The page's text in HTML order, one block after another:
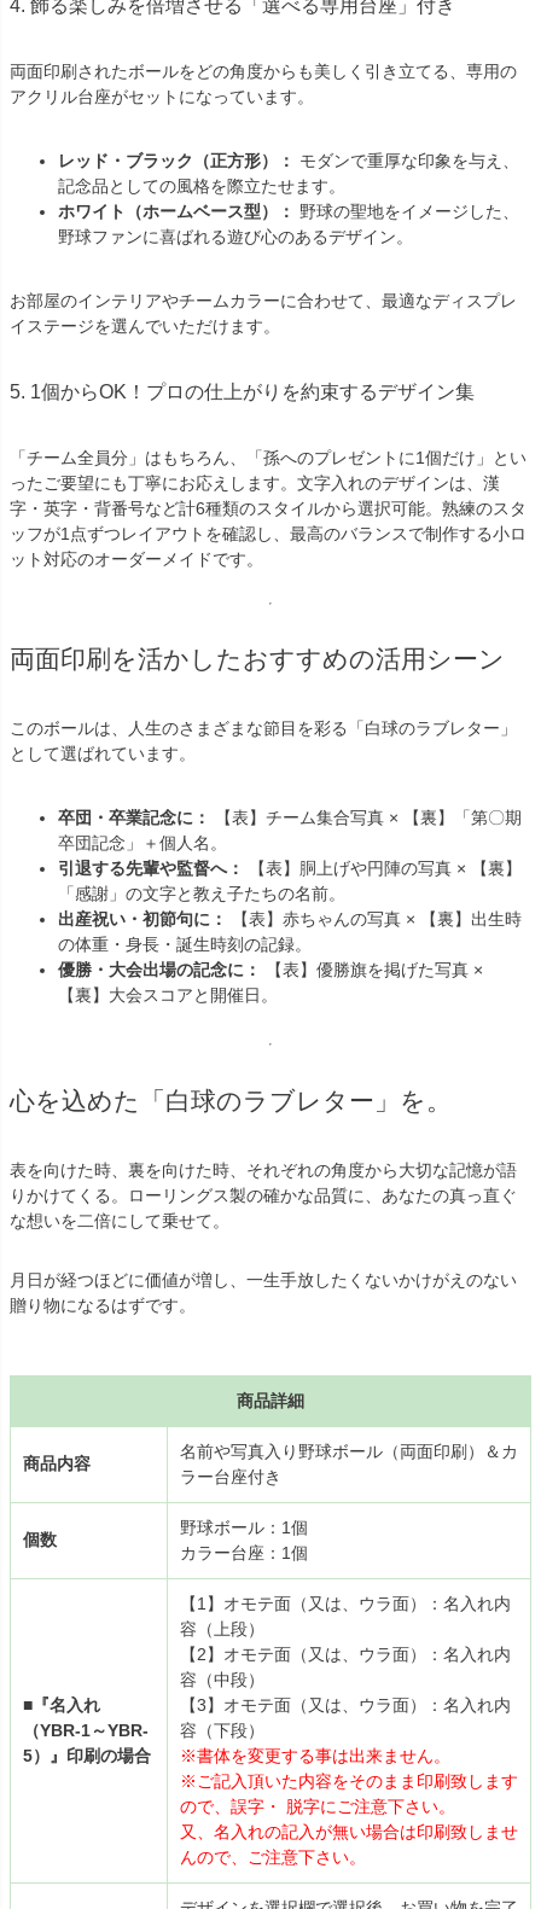
4. 飾る楽しみを倍増させる「選べる専用台座」付き
両面印刷されたボールをどの角度からも美しく引き立てる、専用の
アクリル台座がセットになっています。
レッド・ブラック（正方形）：
モダンで重厚な印象を与え、
記念品としての風格を際立たせます。
ホワイト（ホームベース型）：
野球の聖地をイメージした、
野球ファンに喜ばれる遊び心のあるデザイン。
お部屋のインテリアやチームカラーに合わせて、最適なディスプレ
イステージを選んでいただけます。
5. 1個からOK！プロの仕上がりを約束するデザイン集
「チーム全員分」はもちろん、「孫へのプレゼントに1個だけ」とい
ったご要望にも丁寧にお応えします。文字入れのデザインは、漢
字・英字・背番号など計6種類のスタイルから選択可能。熟練のスタ
ッフが1点ずつレイアウトを確認し、最高のバランスで制作する小ロ
ット対応のオーダーメイドです。
両面印刷を活かしたおすすめの活用シーン
このボールは、人生のさまざまな節目を彩る「白球のラブレター」
として選ばれています。
卒団・卒業記念に：
【表】チーム集合写真 × 【裏】「第〇期
卒団記念」＋個人名。
引退する先輩や監督へ：
【表】胴上げや円陣の写真 × 【裏】
「感謝」の文字と教え子たちの名前。
出産祝い・初節句に：
【表】赤ちゃんの写真 × 【裏】出生時
の体重・身長・誕生時刻の記録。
優勝・大会出場の記念に：
【表】優勝旗を掲げた写真 ×
【裏】大会スコアと開催日。
心を込めた「白球のラブレター」を。
表を向けた時、裏を向けた時、それぞれの角度から大切な記憶が語
りかけてくる。ローリングス製の確かな品質に、あなたの真っ直ぐ
な想いを二倍にして乗せて。
月日が経つほどに価値が増し、一生手放したくないかけがえのない
贈り物になるはずです。
商品詳細
商品内容
名前や写真入り野球ボール（両面印刷）＆カ
ラー台座付き
個数
野球ボール：1個
カラー台座：1個
■『名入れ
（YBR-1～YBR-
5）』印刷の場合
【1】オモテ面（又は、ウラ面）：名入れ内
容（上段）
【2】オモテ面（又は、ウラ面）：名入れ内
容（中段）
【3】オモテ面（又は、ウラ面）：名入れ内
容（下段）
※書体を変更する事は出来ません。
※ご記入頂いた内容をそのまま印刷致します
ので、誤字・ 脱字にご注意下さい。
又、名入れの記入が無い場合は印刷致しませ
んので、ご注意下さい。